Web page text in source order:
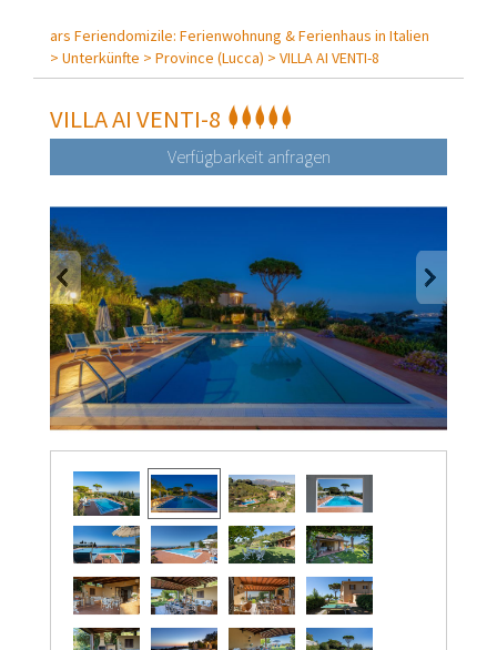
ars Feriendomizile: Ferienwohnung & Ferienhaus in Italien
> Unterkünfte > Province (Lucca) > VILLA AI VENTI-8
VILLA AI VENTI-8
Verfügbarkeit anfragen